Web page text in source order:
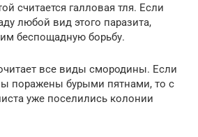
считается галловая тля. Если
любой вид этого паразита,
беспощадную борьбу.
все виды смородины. Если
поражены бурыми пятнами, то с
уже поселились колонии